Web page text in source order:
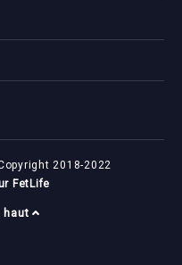
2018-2022
FetLife
haut